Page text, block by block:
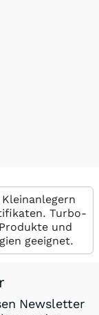
Turbo-
und
geeignet.
Newsletter